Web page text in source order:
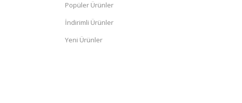
Popüler Ürünler
İndirimli Ürünler
Yeni Ürünler